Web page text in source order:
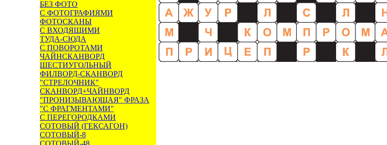
БЕЗ ФОТО
С ФОТОГРАФИЯМИ
ФОТОСКАНЫ
С ВХОДЯЩИМИ
ТУДА-СЮДА
С ПОВОРОТАМИ
ЧАЙНСКАНВОРД
ШЕСТИУГОЛЬНЫЙ
ФИЛВОРД-СКАНВОРД
"СТРЕЛОЧНИК"
СКАНВОРД+ЧАЙНВОРД
"ПРОНИЗЫВАЮЩАЯ" ФРАЗА
"С ФРАГМЕНТАМИ"
С ПЕРЕГОРОДКАМИ
СОТОВЫЙ (ГЕКСАГОН)
СОТОВЫЙ-8
СОТОВЫЙ-48